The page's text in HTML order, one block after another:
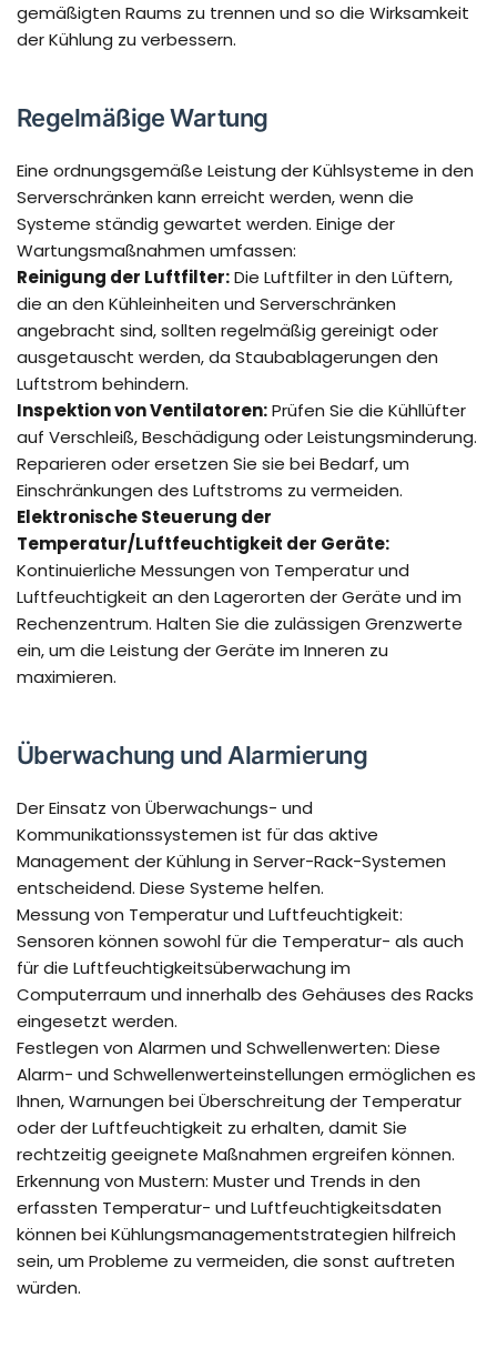
gemäßigten Raums zu trennen und so die Wirksamkeit
der Kühlung zu verbessern.
Regelmäßige Wartung
Eine ordnungsgemäße Leistung der Kühlsysteme in den
Serverschränken kann erreicht werden, wenn die
Systeme ständig gewartet werden. Einige der
Wartungsmaßnahmen umfassen:
Reinigung der Luftfilter:Die Luftfilter in den Lüftern,
die an den Kühleinheiten und Serverschränken
angebracht sind, sollten regelmäßig gereinigt oder
ausgetauscht werden, da Staubablagerungen den
Luftstrom behindern.
Inspektion von Ventilatoren:Prüfen Sie die Kühllüfter
auf Verschleiß, Beschädigung oder Leistungsminderung.
Reparieren oder ersetzen Sie sie bei Bedarf, um
Einschränkungen des Luftstroms zu vermeiden.
Elektronische Steuerung der
Temperatur/Luftfeuchtigkeit der Geräte:
Kontinuierliche Messungen von Temperatur und
Luftfeuchtigkeit an den Lagerorten der Geräte und im
Rechenzentrum. Halten Sie die zulässigen Grenzwerte
ein, um die Leistung der Geräte im Inneren zu
maximieren.
Überwachung und Alarmierung
Der Einsatz von Überwachungs- und
Kommunikationssystemen ist für das aktive
Management der Kühlung in Server-Rack-Systemen
entscheidend. Diese Systeme helfen.
Messung von Temperatur und Luftfeuchtigkeit:
Sensoren können sowohl für die Temperatur- als auch
für die Luftfeuchtigkeitsüberwachung im
Computerraum und innerhalb des Gehäuses des Racks
eingesetzt werden.
Festlegen von Alarmen und Schwellenwerten: Diese
Alarm- und Schwellenwerteinstellungen ermöglichen es
Ihnen, Warnungen bei Überschreitung der Temperatur
oder der Luftfeuchtigkeit zu erhalten, damit Sie
rechtzeitig geeignete Maßnahmen ergreifen können.
Erkennung von Mustern: Muster und Trends in den
erfassten Temperatur- und Luftfeuchtigkeitsdaten
können bei Kühlungsmanagementstrategien hilfreich
sein, um Probleme zu vermeiden, die sonst auftreten
würden.